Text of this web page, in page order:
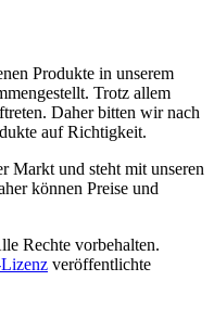
Produkte in unserem
Trotz allem
Daher bitten wir nach
auf Richtigkeit.
Markt und steht mit unseren
können Preise und
Rechte vorbehalten.
veröffentlichte